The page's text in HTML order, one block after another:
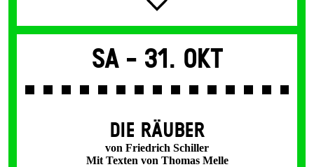
Sa - 31. Okt
DIE RÄUBER
von Friedrich Schiller
Mit Texten von Thomas Melle